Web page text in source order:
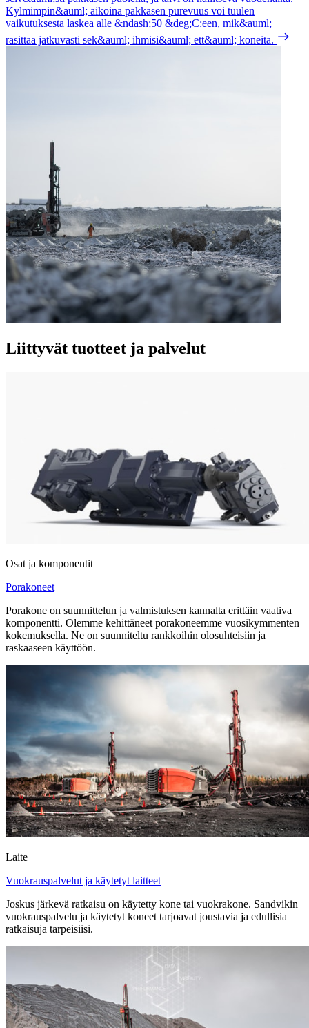
Kylmimpin&auml; aikoina pakkasen purevuus voi tuulen
vaikutuksesta laskea alle &ndash;50 &deg;C:een, mik&auml;
rasittaa jatkuvasti sek&auml; ihmisi&auml; ett&auml; koneita.
Liittyvät tuotteet ja palvelut
Osat ja komponentit
Porakoneet
Porakone on suunnittelun ja valmistuksen kannalta erittäin vaativa
komponentti. Olemme kehittäneet porakoneemme vuosikymmenten
kokemuksella. Ne on suunniteltu rankkoihin olosuhteisiin ja
raskaaseen käyttöön.
Laite
Vuokrauspalvelut ja käytetyt laitteet
Joskus järkevä ratkaisu on käytetty kone tai vuokrakone. Sandvikin
vuokrauspalvelu ja käytetyt koneet tarjoavat joustavia ja edullisia
ratkaisuja tarpeisiisi.